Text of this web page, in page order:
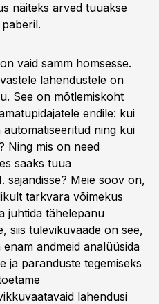
näiteks arved tuuakse
vaid samm homsesse.
lahendustele on
See on mõtlemiskoht
endile: kui
ning kui
Ning mis on need
saaks tuua
sajandisse? Meie soov on,
tarkvara võimekus
juhtida tähelepanu
siis tulevikuvaade on see,
andmeid analüüsida
ja paranduste tegemiseks
lahendusi